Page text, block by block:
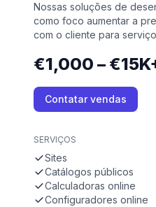
Nossas soluções de
como foco aumentar a
com o cliente para
€1,000 –
Contatar vendas
SERVIÇOS
Sites
Catálogos públicos
Calculadoras online
Configuradores online